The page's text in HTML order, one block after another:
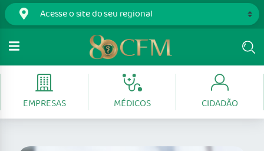
EMPRESAS MÉDICOS CIDADÃO